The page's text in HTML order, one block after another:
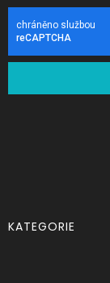
KATEGORIE